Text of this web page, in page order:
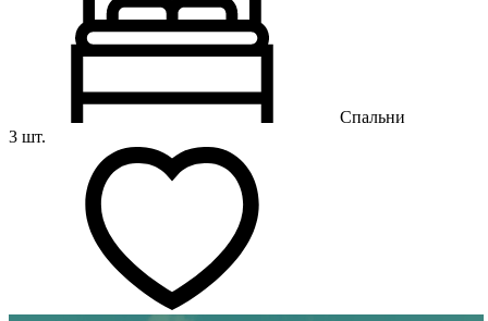
Спальни
3 шт.